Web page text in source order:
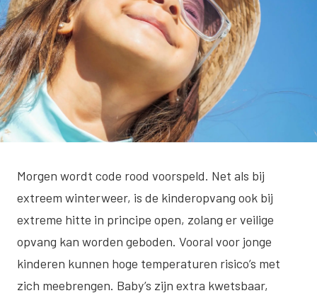
Morgen wordt code rood voorspeld. Net als bij
extreem winterweer, is de kinderopvang ook bij
extreme hitte in principe open, zolang er veilige
opvang kan worden geboden. Vooral voor jonge
kinderen kunnen hoge temperaturen risico’s met
zich meebrengen. Baby’s zijn extra kwetsbaar,